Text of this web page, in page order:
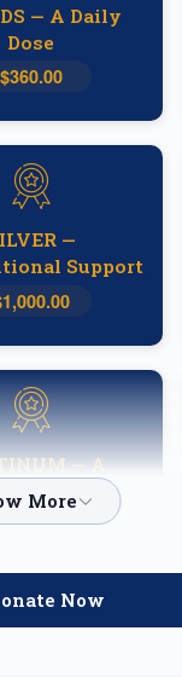
— A Daily
Dose
$360.00
—
Support
— A
of Hope
Now